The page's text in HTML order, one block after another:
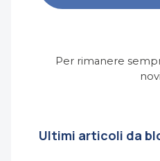
Per rimanere
Ultimi articoli da